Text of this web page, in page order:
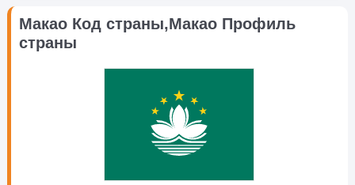
Макао Код страны,Макао Профиль
страны